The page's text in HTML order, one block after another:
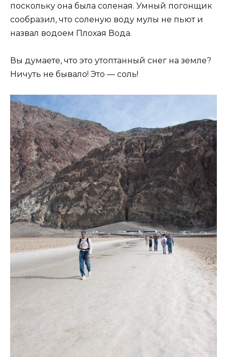
поскольку она была соленая. Умный погонщик
сообразил, что соленую воду мулы не пьют и
назвал водоем Плохая Вода.
Вы думаете, что это утоптанный снег на земле?
Ничуть не бывало! Это — соль!